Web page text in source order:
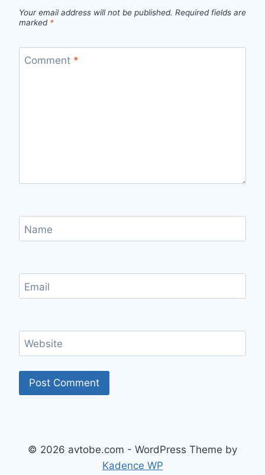
Your email address will not be published. Required fields are
marked *
Comment *
Name
Email
Website
© 2026 avtobe.com - WordPress Theme by
Kadence WP